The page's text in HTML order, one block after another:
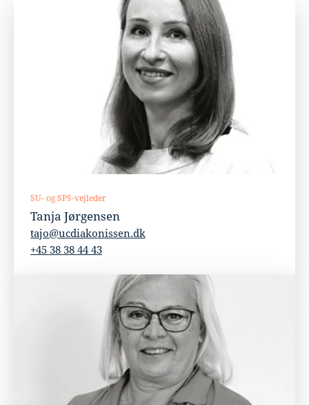
SU- og SPS-vejleder
Tanja Jørgensen
tajo@ucdiakonissen.dk
+45 38 38 44 43